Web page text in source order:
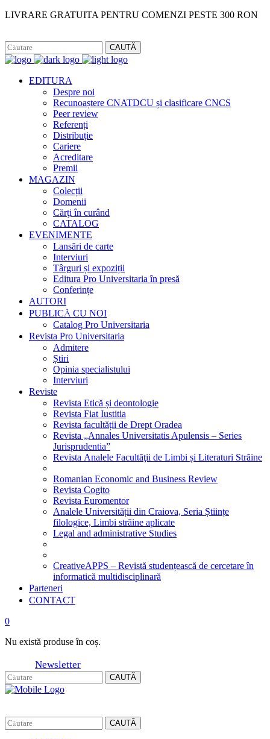
LIVRARE GRATUITA PENTRU COMENZI PESTE 300 RON
CAUTĂ
EDITURA
Despre noi
Recunoaștere CNATDCU și clasificare CNCS
Peer review
Referenți
Distribuție
Cariere
Acreditare
Premii
MAGAZIN
Colecții
Domenii
Cărţi în curând
CATALOG
EVENIMENTE
Lansări de carte
Interviuri
Târguri și expoziții
Editura Pro Universitaria în presă
Conferințe
AUTORI
PUBLICĂ CU NOI
Catalog Pro Universitaria
Revista Pro Universitaria
Admitere
Știri
Opinia specialistului
Interviuri
Reviste
Revista Etică și deontologie
Revista Fiat Iustitia
Revista facultății de Drept Oradea
Revista „Annales Universitatis Apulensis – Series
Jurisprudentia”
Revista Analele Facultăţii de Limbi și Literaturi Străine
Romanian Economic and Business Review
Revista Cogito
Revista Euromentor
Analele Universității din Craiova, Seria Științe
filologice, Limbi străine aplicate
Legal and administrative Studies
CreativeAPPS – Revistă studențească de cercetare în
informatică multidisciplinară
Parteneri
CONTACT
0
Nu există produse în coș.
Newsletter
CAUTĂ
CAUTĂ